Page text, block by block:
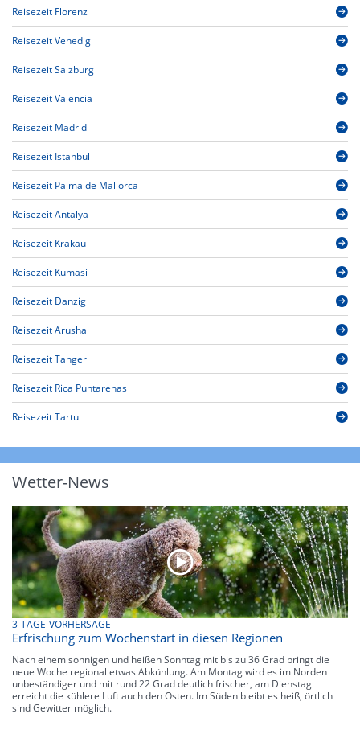
Reisezeit Florenz
Reisezeit Venedig
Reisezeit Salzburg
Reisezeit Valencia
Reisezeit Madrid
Reisezeit Istanbul
Reisezeit Palma de Mallorca
Reisezeit Antalya
Reisezeit Krakau
Reisezeit Kumasi
Reisezeit Danzig
Reisezeit Arusha
Reisezeit Tanger
Reisezeit Rica Puntarenas
Reisezeit Tartu
Wetter-News
3-TAGE-VORHERSAGE
Erfrischung zum Wochenstart in diesen Regionen
Nach einem sonnigen und heißen Sonntag mit bis zu 36 Grad bringt die
neue Woche regional etwas Abkühlung. Am Montag wird es im Norden
unbeständiger und mit rund 22 Grad deutlich frischer, am Dienstag
erreicht die kühlere Luft auch den Osten. Im Süden bleibt es heiß, örtlich
sind Gewitter möglich.